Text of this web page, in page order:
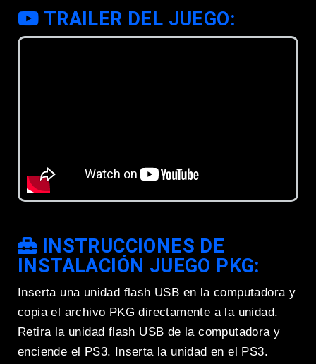
TRAILER DEL JUEGO:
INSTRUCCIONES DE
INSTALACIÓN JUEGO PKG:
Inserta una unidad flash USB en la computadora y
copia el archivo PKG directamente a la unidad.
Retira la unidad flash USB de la computadora y
enciende el PS3. Inserta la unidad en el PS3.